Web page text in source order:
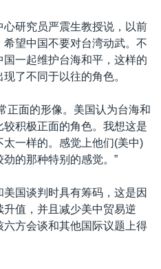
研究员严震生教授说，以前
望中国不要对台湾动武。不
一起维护台海和平，这样的
了不同于以往的角色。
正面的形像。美国认为台海和
积极正面的角色。我想这是
一样的。感觉上他们(美中)
的那种特别的感觉。”
国谈判时具有筹码，这是因
值，并且减少美中贸易逆
方会谈和其他国际议题上得